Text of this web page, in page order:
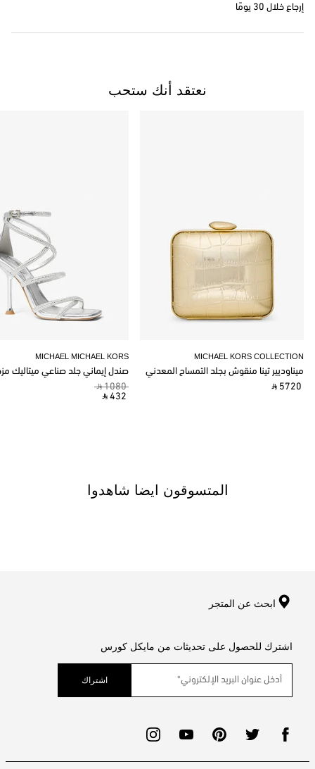
إرجاع خلال 30 يومًا
نعتقد أنك ستحب
MICHAEL MICHAEL KORS
صندل إيماني جلد صناعي ميتاليك
‎ ⃁ 1080 ‎
‎ ⃁ 432 ‎
MICHAEL KORS COLLECTION
ميناوديير تينا منقوش بجلد التمساح المعدني
‎ ⃁ 5720 ‎
المتسوقون ايضا شاهدوا
ابحث عن المتجر
اشترك للحصول على تحديثات من مايكل كورس
اشتراك